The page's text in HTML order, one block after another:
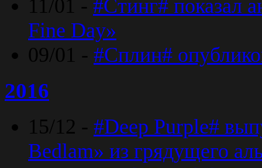
11/01 - #Стинг# показал
Fine Day»
09/01 - #Сплин#
2016
15/12 - #Deep Purple#
Bedlam» из грядущего